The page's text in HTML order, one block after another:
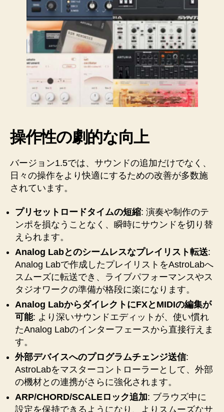
操作性の劇的な向上
バージョン1.5では、サウンドの追加だけでなく、
日々の操作をより快適にするための改善が多数施
されています。
プリセットロードタイムの短縮: 演奏や制作のテ
ンポを損なうことなく、瞬時にサウンドを切り替
えられます。
Analog Labとのシームレスなプレイリスト転送:
Analog Labで作成したプレイリストをAstroLabへ
スムーズに転送でき、ライブパフォーマンスやス
タジオワークの準備が格段に楽になります。
Analog LabからダイレクトにFXとMIDIの編集が
可能: より深いサウンドエディットが、使い慣れ
たAnalog Labのインターフェースから直接行えま
す。
外部デバイスへのプログラムチェンジ送信:
AstroLabをマスターコントローラーとして、外部
の機材との連携がさらに強化されます。
ARP/CHORD/SCALEロック追加: ブラウズ中に
設定を保持できるようになり、よりスムーズなサ